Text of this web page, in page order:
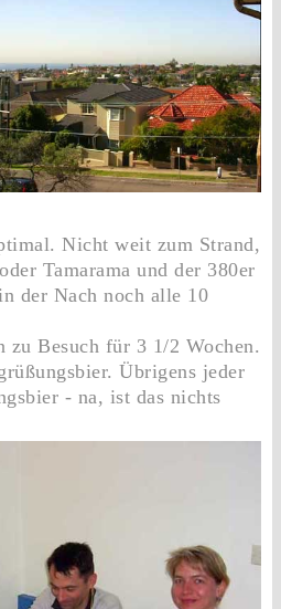
Nicht weit zum Strand,
Tamarama und der 380er
der Nach noch alle 10
zu Besuch für 3 1/2 Wochen.
Übrigens jeder
- na, ist das nichts